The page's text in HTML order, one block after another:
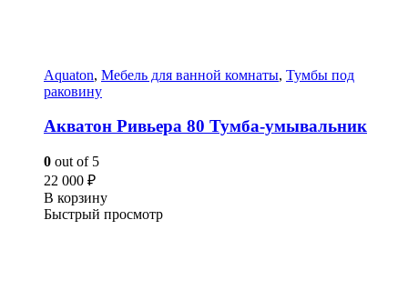
Aquaton, Мебель для ванной комнаты, Тумбы под
раковину
Акватон Ривьера 80 Тумба-умывальник
0 out of 5
22 000 ₽
В корзину
Быстрый просмотр